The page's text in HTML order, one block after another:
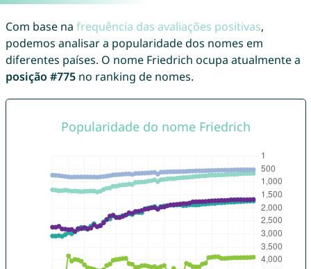
Com base na frequência das avaliações positivas,
podemos analisar a popularidade dos nomes em
diferentes países. O nome Friedrich ocupa atualmente a
posição #775no ranking de nomes.